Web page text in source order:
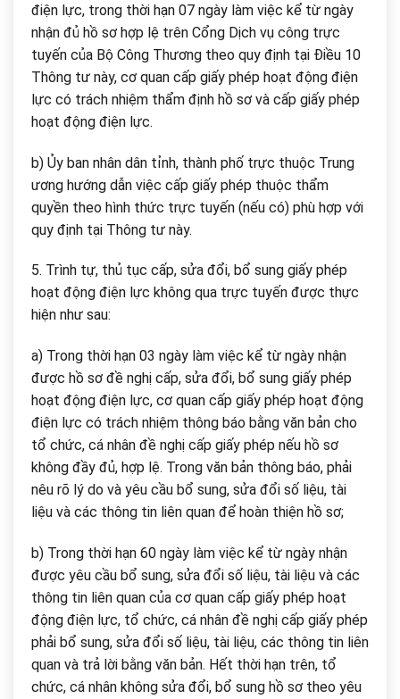
điện lực, trong thời hạn 07 ngày làm việc kể từ ngày
nhận đủ hồ sơ hợp lệ trên Cổng Dịch vụ công trực
tuyến của Bộ Công Thương theo quy định tại Điều 10
Thông tư này, cơ quan cấp giấy phép hoạt động điện
lực có trách nhiệm thẩm định hồ sơ và cấp giấy phép
hoạt động điện lực.
b) Ủy ban nhân dân tỉnh, thành phố trực thuộc Trung
ương hướng dẫn việc cấp giấy phép thuộc thẩm
quyền theo hình thức trực tuyến (nếu có) phù hợp với
quy định tại Thông tư này.
5. Trình tự, thủ tục cấp, sửa đổi, bổ sung giấy phép
hoạt động điện lực không qua trực tuyến được thực
hiện như sau:
a) Trong thời hạn 03 ngày làm việc kể từ ngày nhận
được hồ sơ đề nghị cấp, sửa đổi, bổ sung giấy phép
hoạt động điện lực, cơ quan cấp giấy phép hoạt động
điện lực có trách nhiệm thông báo bằng văn bản cho
tổ chức, cá nhân đề nghị cấp giấy phép nếu hồ sơ
không đầy đủ, hợp lệ. Trong văn bản thông báo, phải
nêu rõ lý do và yêu cầu bổ sung, sửa đổi số liệu, tài
liệu và các thông tin liên quan để hoàn thiện hồ sơ;
b) Trong thời hạn 60 ngày làm việc kể từ ngày nhận
được yêu cầu bổ sung, sửa đổi số liệu, tài liệu và các
thông tin liên quan của cơ quan cấp giấy phép hoạt
động điện lực, tổ chức, cá nhân đề nghị cấp giấy phép
phải bổ sung, sửa đổi số liệu, tài liệu, các thông tin liên
quan và trả lời bằng văn bản. Hết thời hạn trên, tổ
chức, cá nhân không sửa đổi, bổ sung hồ sơ theo yêu